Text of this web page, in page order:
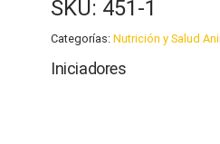
SKU: 451-1
Categorías: Nutrición y Salud
Iniciadores